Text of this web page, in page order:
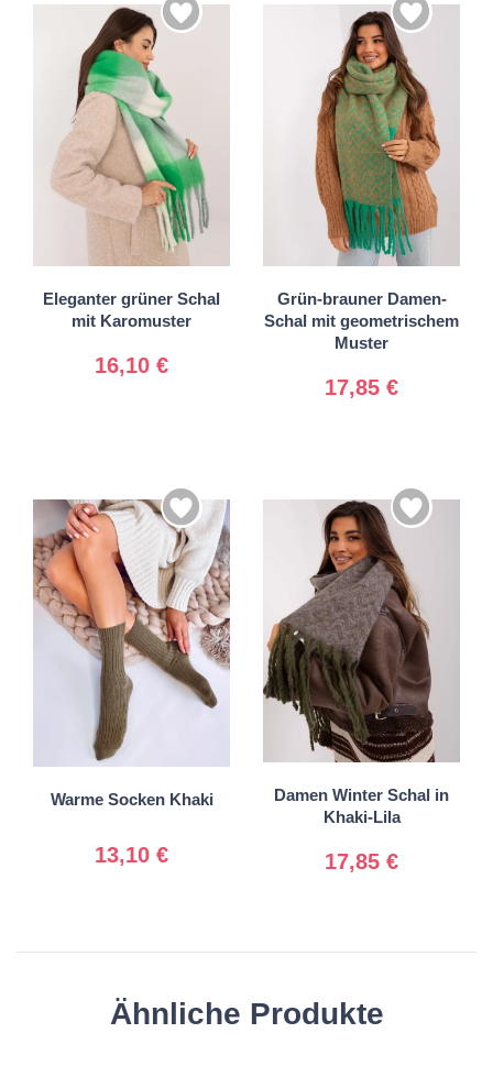
Eleganter grüner Schal
mit Karomuster
16,10 €
Grün-brauner Damen-
Schal mit geometrischem
Muster
17,85 €
Universal
Warme Socken Khaki
13,10 €
35-38
38-41.
Damen Winter Schal in
Khaki-Lila
17,85 €
Ähnliche Produkte